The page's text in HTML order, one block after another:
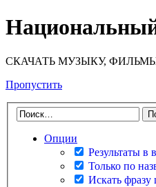
СКАЧАТЬ МУЗЫКУ,
Пропустить
Опции
Результаты в
Только по
Искать фразу